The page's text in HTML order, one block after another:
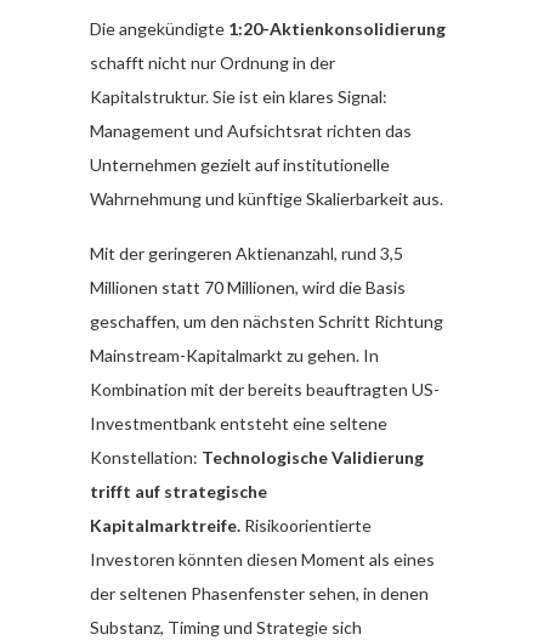
Die angekündigte 1:20-Aktienkonsolidierung
schafft nicht nur Ordnung in der
Kapitalstruktur. Sie ist ein klares Signal:
Management und Aufsichtsrat richten das
Unternehmen gezielt auf institutionelle
Wahrnehmung und künftige Skalierbarkeit aus.
Mit der geringeren Aktienanzahl, rund 3,5
Millionen statt 70 Millionen, wird die Basis
geschaffen, um den nächsten Schritt Richtung
Mainstream-Kapitalmarkt zu gehen. In
Kombination mit der bereits beauftragten US-
Investmentbank entsteht eine seltene
Konstellation: Technologische Validierung
trifft auf strategische
Kapitalmarktreife. Risikoorientierte
Investoren könnten diesen Moment als eines
der seltenen Phasenfenster sehen, in denen
Substanz, Timing und Strategie sich